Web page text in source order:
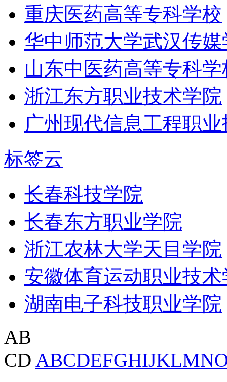
重庆医药高等专科学校
华中师范大学武汉传媒
山东中医药高等专科学
浙江东方职业技术学院
广州现代信息工程职
标签云
长春科技学院
长春东方职业学院
浙江农林大学天目学院
安徽体育运动职业技术
湖南电子科技职业学院
AB
CD ABCDEFGHIJKLMN